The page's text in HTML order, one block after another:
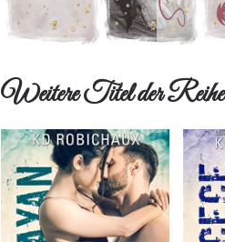
Weitere Titel der Reihe